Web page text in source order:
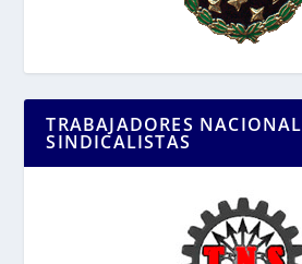
TRABAJADORES NACIONAL
SINDICALISTAS